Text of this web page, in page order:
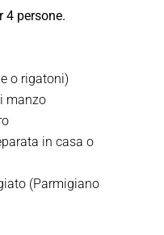
4 persone.
o rigatoni)
manzo
in casa o
(Parmigiano